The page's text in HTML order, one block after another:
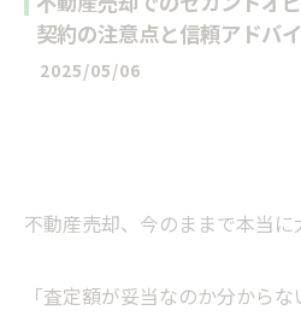
契約の注意点と信頼アドバ
2025/05/06
不動産売却、今のままで本当
「査定額が妥当なのか分から